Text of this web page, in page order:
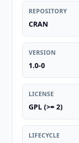
REPOSITORY
CRAN
VERSION
1.0-0
LICENSE
GPL (>= 2)
LIFECYCLE